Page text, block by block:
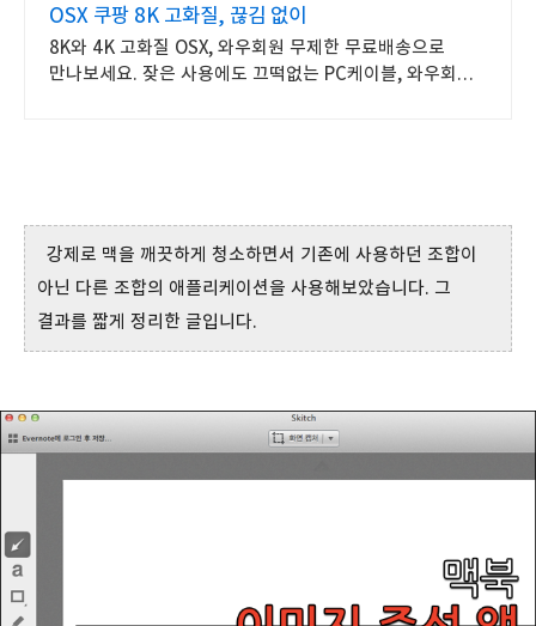
OSX 쿠팡 8K 고화질, 끊김 없이
8K와 4K 고화질 OSX, 와우회원 무제한 무료배송으로
만나보세요. 잦은 사용에도 끄떡없는 PC케이블, 와우회원
강제로 맥을 깨끗하게 청소하면서 기존에 사용하던 조합이
아닌 다른 조합의 애플리케이션을 사용해보았습니다. 그
결과를 짧게 정리한 글입니다.